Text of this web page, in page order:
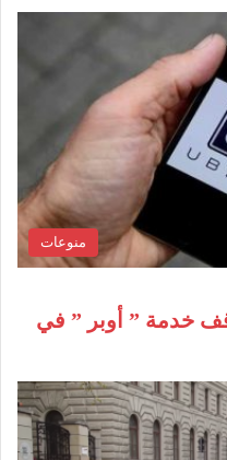
منوعات
خدمة ” أوبر ” في